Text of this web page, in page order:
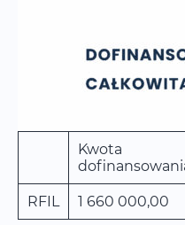
Kwota
RFIL 1 660 000,00